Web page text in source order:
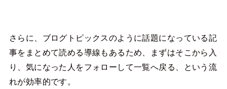
さらに、ブログトピックスのように話題になっている記
事をまとめて読める導線もあるため、まずはそこから入
り、気になった人をフォローして一覧へ戻る、という流
れが効率的です。